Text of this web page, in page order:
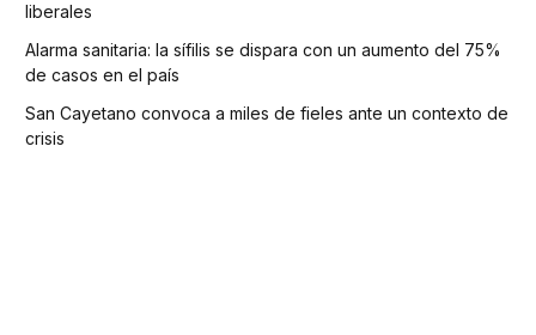
liberales
Alarma sanitaria: la sífilis se dispara con un aumento del 75%
de casos en el país
San Cayetano convoca a miles de fieles ante un contexto de
crisis